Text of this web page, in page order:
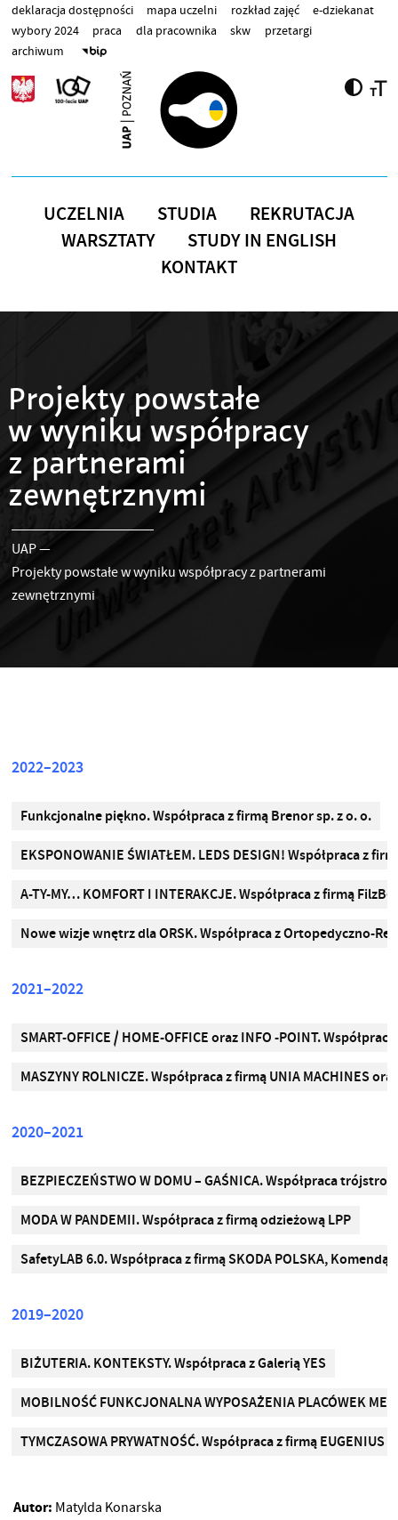
Przejdź do treści
deklaracja dostępności mapa uczelni rozkład zajęć
e-dziekanat
wybory 2024
praca dla pracownika skw
przetargi
archiwum
UCZELNIA STUDIA
REKRUTACJA
WARSZTATY
STUDY IN ENGLISH
KONTAKT
Projekty powstałe
w wyniku współpracy
z partnerami
zewnętrznymi
UAP—
Projekty powstałe w wyniku współpracy z partnerami
zewnętrznymi
2022–2023
Funkcjonalne piękno. Współpraca z firmą Brenor sp. z o. o.
EKSPONOWANIE ŚWIATŁEM. LEDS DESIGN! Współpraca z
A-TY-MY… KOMFORT I INTERAKCJE. Współpraca z firmą
Nowe wizje wnętrz dla ORSK. Współpraca z Ortopedyczno-
2021–2022
SMART-OFFICE / HOME-OFFICE oraz INFO -POINT.
MASZYNY ROLNICZE. Współpraca z firmą UNIA MACHINES
2020–2021
BEZPIECZEŃSTWO W DOMU – GAŚNICA. Współpraca
MODA W PANDEMII. Współpraca z firmą odzieżową LPP
SafetyLAB 6.0. Współpraca z firmą SKODA POLSKA,
2019–2020
BIŻUTERIA. KONTEKSTY. Współpraca z Galerią YES
MOBILNOŚĆ FUNKCJONALNA WYPOSAŻENIA PLACÓWEK
TYMCZASOWA PRYWATNOŚĆ. Współpraca z firmą EUGENIUS
Autor: Matylda Konarska